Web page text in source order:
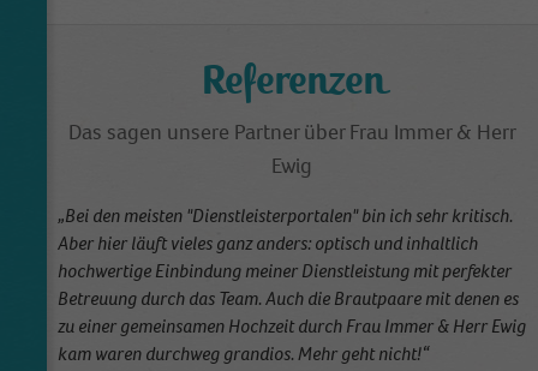
Referenzen
Das sagen unsere Partner über Frau Immer & Herr
Ewig
„Bei den meisten "Dienstleisterportalen" bin ich sehr kritisch.
Aber hier läuft vieles ganz anders: optisch und inhaltlich
hochwertige Einbindung meiner Dienstleistung mit perfekter
Betreuung durch das Team. Auch die Brautpaare mit denen es
zu einer gemeinsamen Hochzeit durch Frau Immer & Herr Ewig
kam waren durchweg grandios. Mehr geht nicht!“
Google Tagmanager
Laufzeit 1 Day
Zweck
The cookie is used to store information of
how visitors use a website and helps in
creating an analytics report of how the
wbsite is doing. The data collected including
the number visitors, the source where they
have come from, and the pages viisted in an